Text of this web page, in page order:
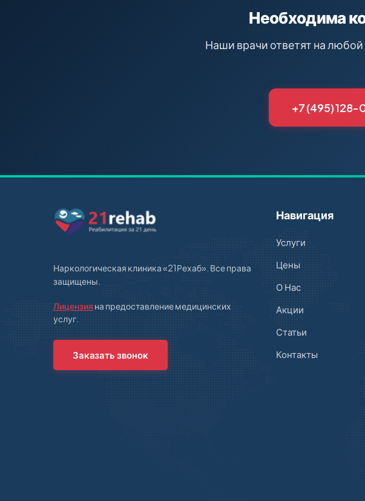
Необходима
Наши врачи ответят на
+7 (495) 128-
Наркологическая клиника «21Рехаб». Все права
защищены.
Лицензия на предоставление медицинских
услуг.
Заказать звонок
Навигация
Услуги
Цены
О Нас
Акции
Статьи
Контакты